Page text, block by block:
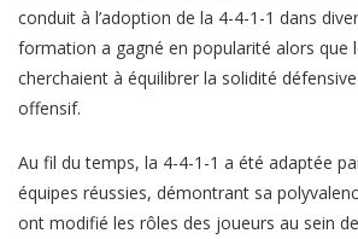
conduit à l’adoption de la 4-4-1-1 dans
formation a gagné en popularité alors que
cherchaient à équilibrer la solidité
offensif.
Au fil du temps, la 4-4-1-1 a été adaptée
équipes réussies, démontrant sa
ont modifié les rôles des joueurs au sein